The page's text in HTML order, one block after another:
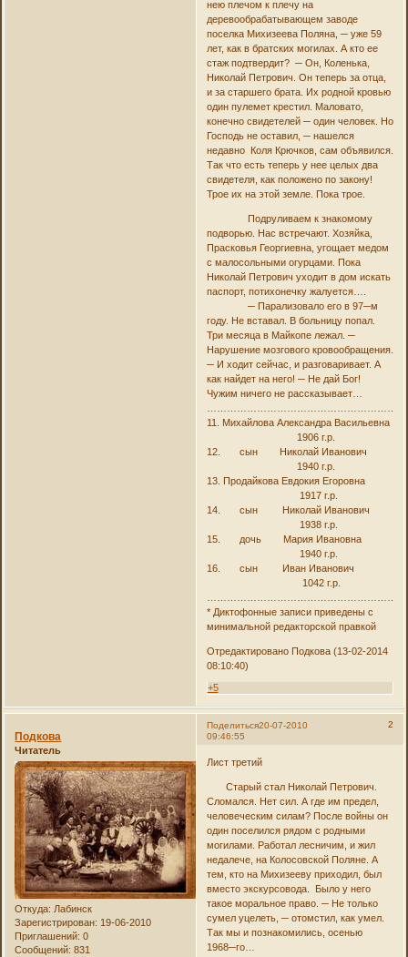
нею плечом к плечу на
деревообрабатывающем заводе
поселка Михизеева Поляна, ─ уже 59
лет, как в братских могилах. А кто ее
стаж подтвердит? ─ Он, Коленька,
Николай Петрович. Он теперь за отца,
и за старшего брата. Их родной кровью
один пулемет крестил. Маловато,
конечно свидетелей ─ один человек. Но
Господь не оставил, ─ нашелся
недавно Коля Крючков, сам объявился.
Так что есть теперь у нее целых два
свидетеля, как положено по закону!
Трое их на этой земле. Пока трое.
Подруливаем к знакомому
подворью. Нас встречают. Хозяйка,
Прасковья Георгиевна, угощает медом
с малосольными огурцами. Пока
Николай Петрович уходит в дом искать
паспорт, потихонечку жалуется….
─ Парализовало его в 97─м
году. Не вставал. В больницу попал.
Три месяца в Майкопе лежал. ─
Нарушение мозгового кровообращения.
─ И ходит сейчас, и разговаривает. А
как найдет на него! ─ Не дай Бог!
Чужим ничего не рассказывает…
11. Михайлова Александра Васильевна
1906 г.р.
12. сын Николай Иванович
1940 г.р.
13. Продайкова Евдокия Егоровна
1917 г.р.
14. сын Николай Иванович
1938 г.р.
15. дочь Мария Ивановна
1940 г.р.
16. сын Иван Иванович
1042 г.р.
* Диктофонные записи приведены с
минимальной редакторской правкой
Отредактировано Подкова (13-02-2014
08:10:40)
+5
Поделиться 2
20-07-2010
09:46:55
Подкова
Читатель
Откуда: Лабинск
Зарегистрирован: 19-06-2010
Приглашений: 0
Сообщений: 831
Лист третий
Старый стал Николай Петрович.
Сломался. Нет сил. А где им предел,
человеческим силам? После войны он
один поселился рядом с родными
могилами. Работал лесничим, и жил
недалече, на Колосовской Поляне. А
тем, кто на Михизееву приходил, был
вместо экскурсовода. Было у него
такое моральное право. ─ Не только
сумел уцелеть, ─ отомстил, как умел.
Так мы и познакомились, осенью
1968─го…